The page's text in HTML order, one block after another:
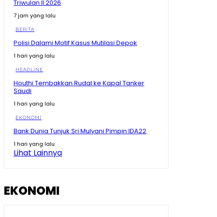
Zulhas Singgung Sponsor Biayai Pilkada, Setelah
Menang Tagih Tambang
09:07
01:13
#shorts #trending
Tembus Piala Dunia, Kita Kapan?
Ramai Kabar PHK, Airlangga Sebut Lapangan Kerja
Baru Terus Meningkat
Triwulan II 2026
7 jam yang lalu
BERITA
Polisi Dalami Motif Kasus Mutilasi Depok
1 hari yang lalu
HEADLINE
Houthi Tembakkan Rudal ke Kapal Tanker
Saudi
1 hari yang lalu
EKONOMI
Bank Dunia Tunjuk Sri Mulyani Pimpin IDA22
1 hari yang lalu
Lihat Lainnya
EKONOMI